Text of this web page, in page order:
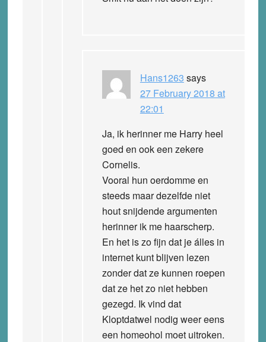
Hans1263 says
27 February 2018 at
22:01
Ja, ik herinner me Harry heel
goed en ook een zekere
Cornelis.
Vooral hun oerdomme en
steeds maar dezelfde niet
hout snijdende argumenten
herinner ik me haarscherp.
En het is zo fijn dat je álles in
internet kunt blijven lezen
zonder dat ze kunnen roepen
dat ze het zo niet hebben
gezegd. Ik vind dat
Kloptdatwel nodig weer eens
een homeohol moet uitroken.